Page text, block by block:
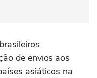
de envios aos
asiáticos na